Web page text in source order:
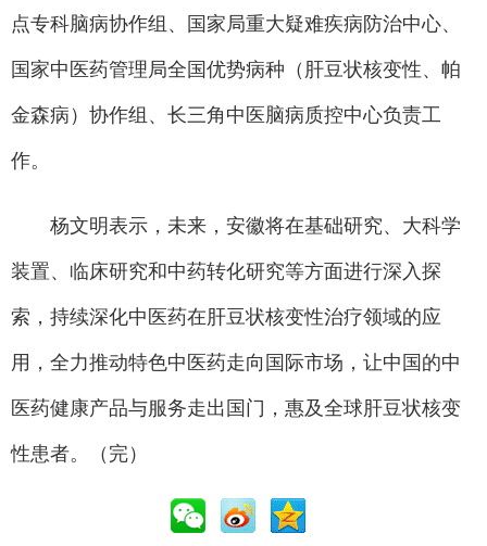
点专科脑病协作组、国家局重大疑难疾病防治中心、
国家中医药管理局全国优势病种（肝豆状核变性、帕
金森病）协作组、长三角中医脑病质控中心负责工
作。
杨文明表示，未来，安徽将在基础研究、大科学
装置、临床研究和中药转化研究等方面进行深入探
索，持续深化中医药在肝豆状核变性治疗领域的应
用，全力推动特色中医药走向国际市场，让中国的中
医药健康产品与服务走出国门，惠及全球肝豆状核变
性患者。（完）